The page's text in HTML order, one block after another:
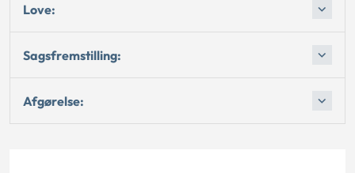
Love:
Sagsfremstilling:
Afgørelse: